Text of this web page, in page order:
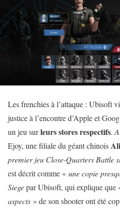
Les frenchies à l’attaque : Ubisoft
justice à l’encontre d’Apple et
un jeu surleurs stores respectifs.
Ejoy, une filiale du géant chinois
premier jeu Close-Quarters Battle
est décrit comme « une copie
Siegepar Ubisoft, qui explique que
aspects » de son shooter ont été